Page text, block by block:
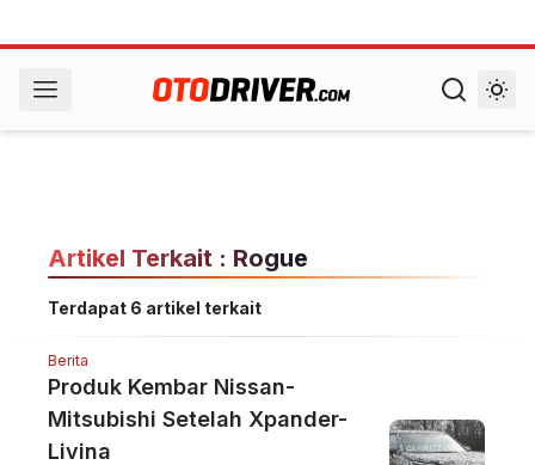
Artikel Terkait : Rogue
Terdapat 6 artikel terkait
Berita
Produk Kembar Nissan-
Mitsubishi Setelah Xpander-
Livina